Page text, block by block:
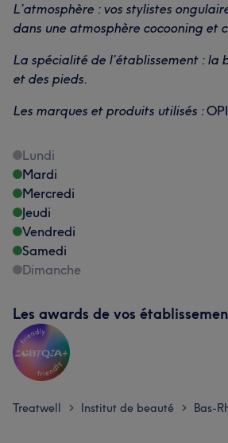
L’atmosphère : vos stylistes
dans une atmosphère cocooning et
La spécialité de l’établissement : la
et des pieds.
Les marques et produits utilisés :OPI
Lundi
Mardi
Mercredi
Jeudi
Vendredi
Samedi
Dimanche
Les awards de vos
Treatwell > Institut de beauté > Bas-